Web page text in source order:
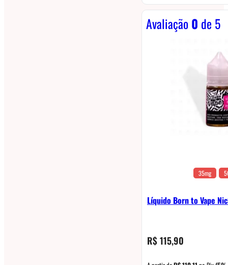
Avaliação0 de 5
35mg
Líquido Born to Vape
R$115,90